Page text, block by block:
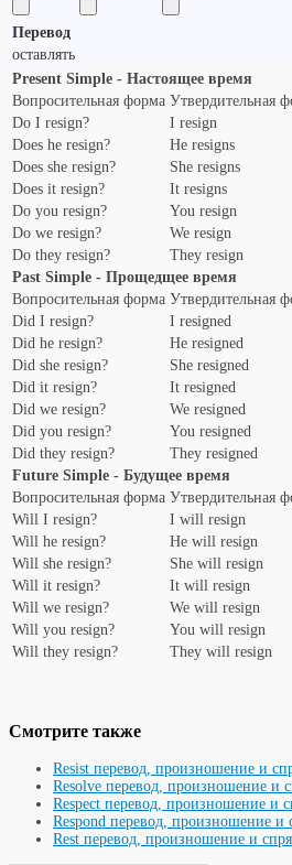
Перевод
оставлять
Present Simple - Настоящее время
Вопросительная форма Утвердительная
Do I resign?
I resign
Does he resign?
He resigns
Does she resign?
She resigns
Does it resign?
It resigns
Do you resign?
You resign
Do we resign?
We resign
Do they resign?
They resign
Past Simple - Прощедщее время
Вопросительная форма Утвердительная
Did I resign?
I resigned
Did he resign?
He resigned
Did she resign?
She resigned
Did it resign?
It resigned
Did we resign?
We resigned
Did you resign?
You resigned
Did they resign?
They resigned
Future Simple - Будущее время
Вопросительная форма Утвердительная
Will I resign?
I will resign
Will he resign?
He will resign
Will she resign?
She will resign
Will it resign?
It will resign
Will we resign?
We will resign
Will you resign?
You will resign
Will they resign?
They will resign
Смотрите также
Resist перевод, произношение и
Resolve перевод, произношение и
Respect перевод, произношение и
Respond перевод, произношение и
Rest перевод, произношение и